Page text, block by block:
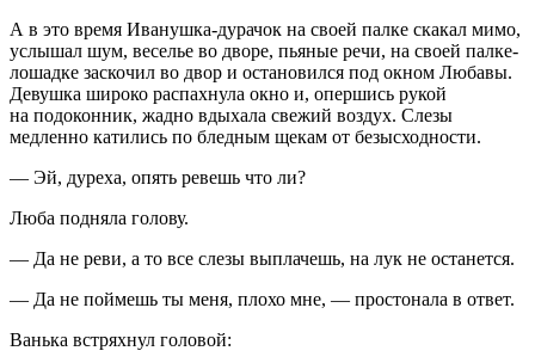
А в это время Иванушка-дурачок на своей палке скакал мимо,
услышал шум, веселье во дворе, пьяные речи, на своей палке-
лошадке заскочил во двор и остановился под окном Любавы.
Девушка широко распахнула окно и, опершись рукой
на подоконник, жадно вдыхала свежий воздух. Слезы
медленно катились по бледным щекам от безысходности.
— Эй, дуреха, опять ревешь что ли?
Люба подняла голову.
— Да не реви, а то все слезы выплачешь, на лук не останется.
— Да не поймешь ты меня, плохо мне, — простонала в ответ.
Ванька встряхнул головой: